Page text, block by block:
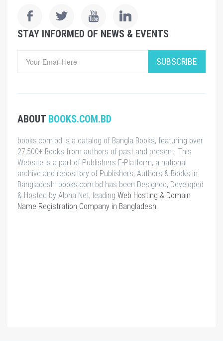
STAY INFORMED OF NEWS & EVENTS
SUBSCRIBE
ABOUT BOOKS.COM.BD
books.com.bd is a catalog of Bangla Books, featuring over
27,500+ Books from authors of past and present. This
Website is a part of Publishers E-Platform, a national
archive and repository of Publishers, Authors & Books in
Bangladesh. books.com.bd has been Designed, Developed
& Hosted by Alpha Net, leading Web Hosting & Domain
Name Registration Company in Bangladesh.